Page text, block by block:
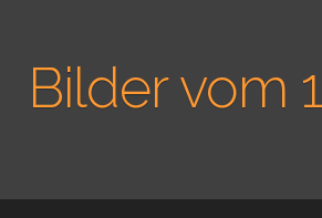
Bilder vom